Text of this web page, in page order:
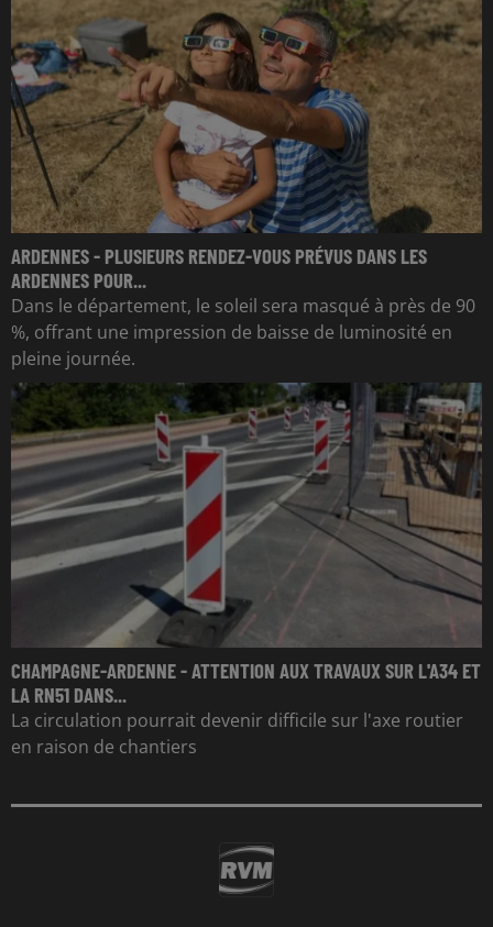
ARDENNES - PLUSIEURS RENDEZ-VOUS PRÉVUS DANS LES
ARDENNES POUR...
Dans le département, le soleil sera masqué à près de 90
%, offrant une impression de baisse de luminosité en
pleine journée.
CHAMPAGNE-ARDENNE - ATTENTION AUX TRAVAUX SUR L'A34 ET
LA RN51 DANS...
La circulation pourrait devenir difficile sur l'axe routier
en raison de chantiers